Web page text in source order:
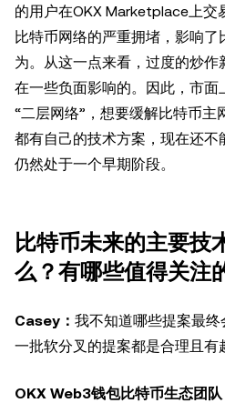
的用户在OKX Marketplace上交
比特币网络的严重拥堵，影响
为。从这一点来看，过度的炒
在一些负面影响的。因此，市面
“二层网络”，想要缓解比特币主
都有自己的技术方案，现在还不
仍然处于一个早期阶段。
比特币未来的主要技
么？有哪些值得关注
Casey： 我不知道哪些提案最
一批软分叉的提案都是合理且有
OKX Web3钱包比特币生态团队